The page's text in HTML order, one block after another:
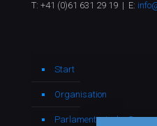
T: +41 (0)61 631 29 19 | E:
Start
Organisation
Parlamentarische